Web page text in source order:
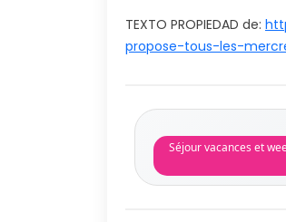
TEXTO PROPIEDAD de:
propose-tous-les-
Séjour vacances et